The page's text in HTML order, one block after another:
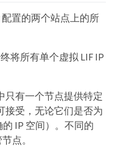
置的两个站点上的所
将所有单个虚拟 LIF IP
只有一个节点提供特定
接受，无论它们是否为
IP 空间）。不同的
点。